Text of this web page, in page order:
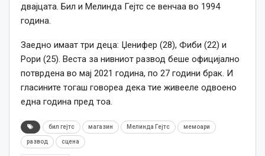
двајцата. Бил и Мелинда Гејтс се венчаа во 1994
година.
Заедно имаат три деца: Џенифер (28), Фиби (22) и
Рори (25). Веста за нивниот развод беше официјално
потврдена во мај 2021 година, по 27 години брак. И
гласините тогаш говореа дека тие живееле одвоено
една година пред тоа.
бил гејтс магазин Мелинда Гејтс мемоари
развод сцена